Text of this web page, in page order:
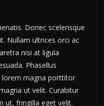
Donec scelerisque
Nullam ultrices orci ac
nisi at ligula
Phasellus
lorem magna porttitor
ut velit. Curabitur
ut, fringilla eget velit.